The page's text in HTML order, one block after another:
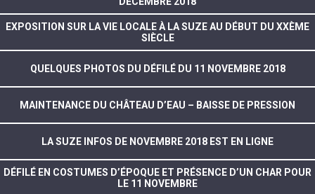
EXPOSITION SUR LA VIE LOCALE À LA SUZE AU DÉBUT DU XXÈME
SIÈCLE
QUELQUES PHOTOS DU DÉFILÉ DU 11 NOVEMBRE 2018
MAINTENANCE DU CHÂTEAU D’EAU – BAISSE DE PRESSION
LA SUZE INFOS DE NOVEMBRE 2018 EST EN LIGNE
DÉFILÉ EN COSTUMES D’ÉPOQUE ET PRÉSENCE D’UN CHAR POUR
LE 11 NOVEMBRE